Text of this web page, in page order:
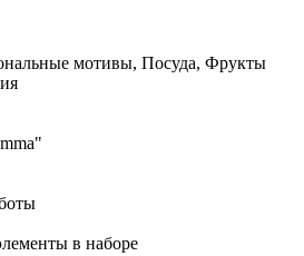
мотивы, Посуда, Фрукты
в наборе